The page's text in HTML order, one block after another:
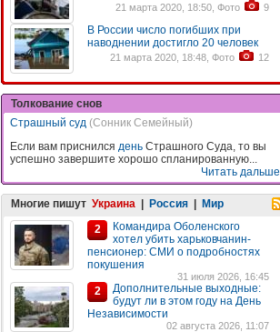
21 марта 2020, 18:50, Фото 9
В России число погибших при
наводнении достигло 20 человек
21 марта 2020, 18:48, Фото 12
Толкование снов
Страшный суд (Сонник Семейный)
Если вам приснился день Страшного Суда, то вы
успешно завершите хорошо спланированную...
Читать дальше
Многие пишут Украина | Россия | Мир
2
Командира Оболенского
хотел убить харьковчанин-
пенсионер: СМИ о подробностях
покушения
31 июля 2026, 16:45
2
Дополнительные выходные:
будут ли в этом году на День
Независимости
02 августа 2026, 11:07